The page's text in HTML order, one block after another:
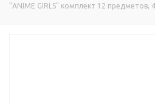
"ANIME GIRLS" комплект 12 предметов,